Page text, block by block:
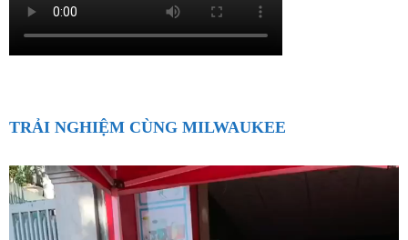
TRẢI NGHIỆM CÙNG MILWAUKEE